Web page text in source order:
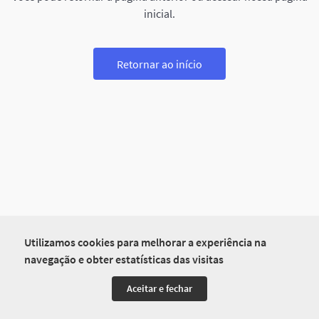
Utilizamos cookies para melhorar a experiência na
navegação e obter estatísticas das visitas
Aceitar e fechar
inicial.
Retornar ao início